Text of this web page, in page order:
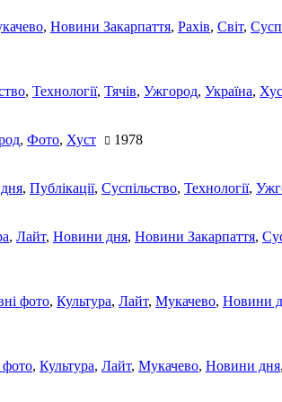
, Новини Закарпаття, Рахів, Світ,
, Технології, Тячів, Ужгород, Україна,
, Фото, Хуст 1978
, Публікації, Суспільство, Технології,
, Лайт, Новини дня, Новини Закарпаття,
фото, Культура, Лайт, Мукачево, Новини
фото, Культура, Лайт, Мукачево, Новини дня,